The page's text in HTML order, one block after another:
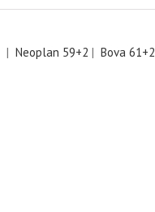
| Neoplan 59+2 | Bova 61+2